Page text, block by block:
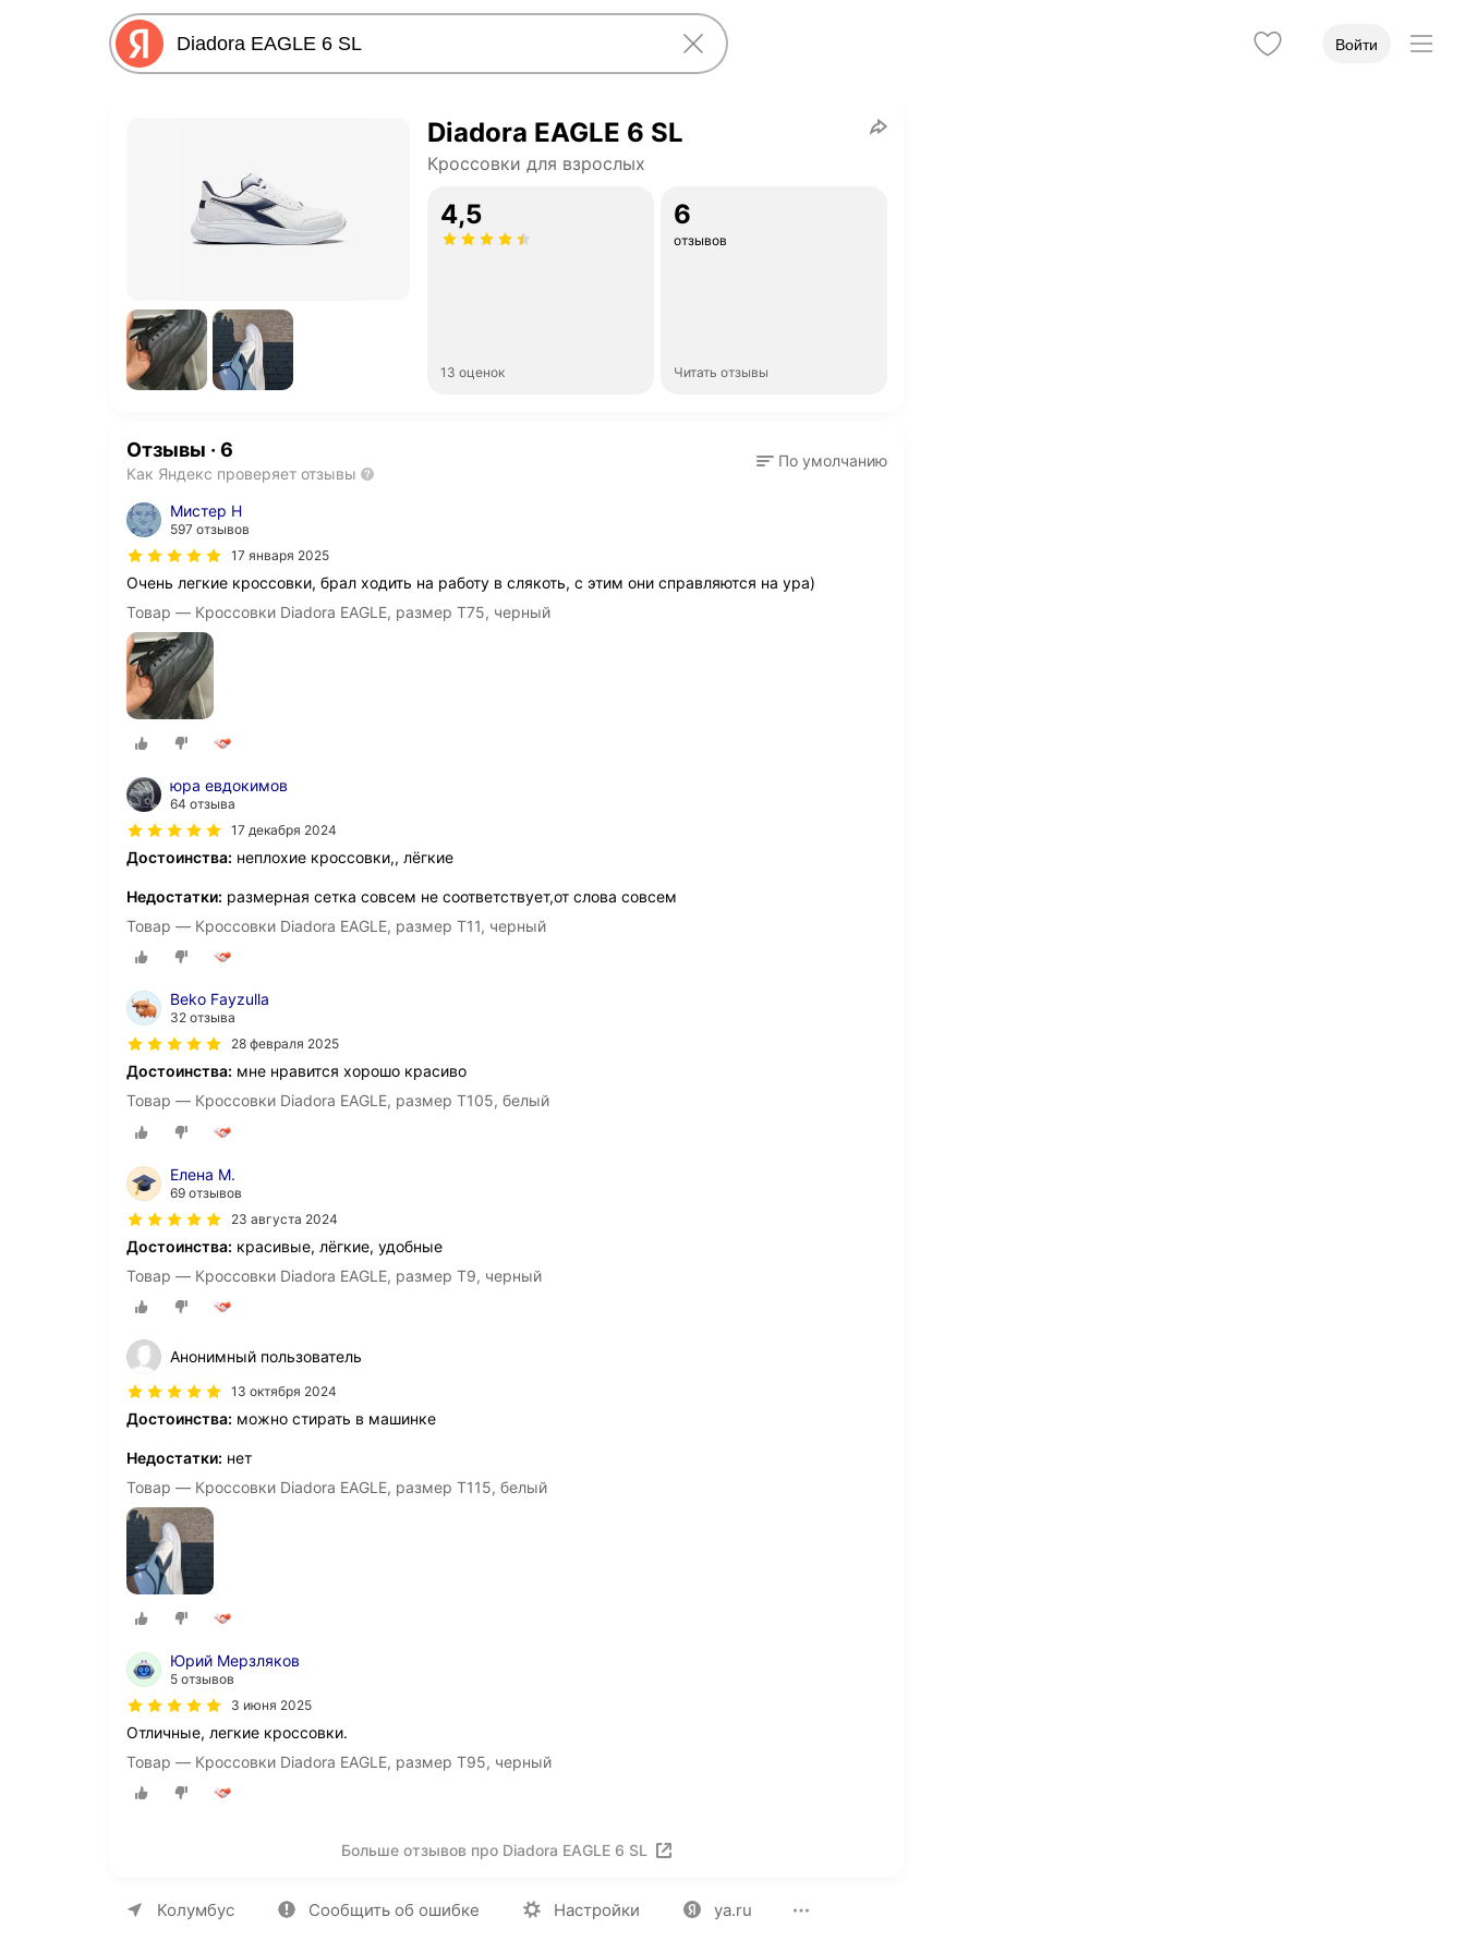
Войти
Diadora EAGLE 6 SL
Кроссовки для взрослых
4,5
13 оценок
6
отзывов
Читать отзывы
Отзывы · 6
Как Яндекс проверяет отзывы
По умолчанию
Мистер Н
597 отзывов
17 января 2025
Очень легкие кроссовки, брал ходить на работу в слякоть, с этим они справляются на ура)
Товар — Кроссовки Diadora EAGLE, размер T75, черный
юра евдокимов
64 отзыва
17 декабря 2024
Достоинства: неплохие кроссовки,, лёгкие
Недостатки: размерная сетка совсем не соответствует,от слова совсем
Товар — Кроссовки Diadora EAGLE, размер T11, черный
Beko Fayzulla
32 отзыва
28 февраля 2025
Достоинства: мне нравится хорошо красиво
Товар — Кроссовки Diadora EAGLE, размер T105, белый
Елена М.
69 отзывов
23 августа 2024
Достоинства: красивые, лёгкие, удобные
Товар — Кроссовки Diadora EAGLE, размер T9, черный
Анонимный пользователь
13 октября 2024
Достоинства: можно стирать в машинке
Недостатки: нет
Товар — Кроссовки Diadora EAGLE, размер T115, белый
Юрий Мерзляков
5 отзывов
3 июня 2025
Отличные, легкие кроссовки.
Товар — Кроссовки Diadora EAGLE, размер T95, черный
Больше отзывов про Diadora EAGLE 6 SL
Колумбус Сообщить об ошибке Настройки ya.ru